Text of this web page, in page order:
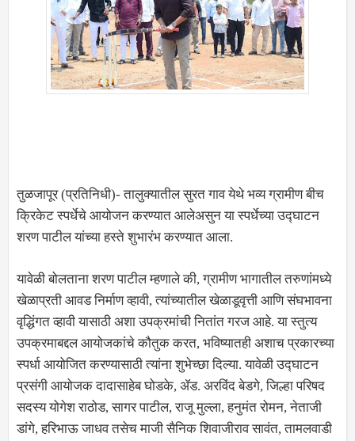
तुळजापूर (प्रतिनिधी)- तालुक्यातील सुरत गाव येथे भव्य ग्रामीण बीच
क्रिकेट स्पर्धेचे आयोजन करण्यात आलेअसुन या स्पर्धेच्या उद्घाटन
शरण पाटील यांच्या हस्ते शुभारंभ करण्यात आला.
यावेळी बोलताना शरण पाटील म्हणाले की, ग्रामीण भागातील तरुणांमध्ये
खेळाप्रती आवड निर्माण व्हावी, त्यांच्यातील खेळाडूवृत्ती आणि संघभावना
वृद्धिंगत व्हावी यासाठी अशा उपक्रमांची नितांत गरज आहे. या स्तुत्य
उपक्रमाबद्दल आयोजकांचे कौतुक करत, भविष्यातही अशाच प्रकारच्या
स्पर्धा आयोजित करण्यासाठी त्यांना शुभेच्छा दिल्या. यावेळी उद्घाटन
प्रसंगी आयोजक दादासाहेब घोडके, ॲड. अरविंद बेडगे, जिल्हा परिषद
सदस्य योगेश राठोड, सागर पाटील, राजू मुल्ला, हनुमंत रोमन, नेताजी
डांगे, हरिभाऊ जाधव तसेच माजी सैनिक शिवाजीराव सावंत, तामलवाडी